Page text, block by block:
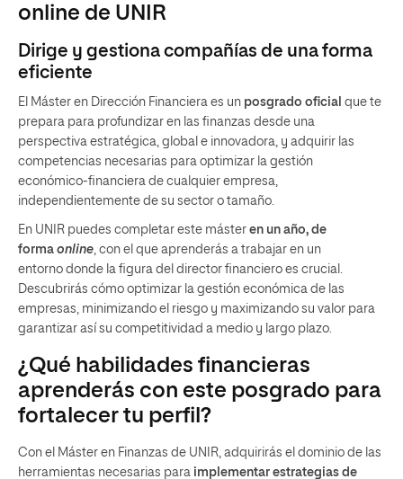
online de UNIR
Dirige y gestiona compañías de una forma
eficiente
El Máster en Dirección Financiera es un posgrado oficial que te
prepara para profundizar en las finanzas desde una
perspectiva estratégica, global e innovadora, y adquirir las
competencias necesarias para optimizar la gestión
económico-financiera de cualquier empresa,
independientemente de su sector o tamaño.
En UNIR puedes completar este máster en un año, de
forma online, con el que aprenderás a trabajar en un
entorno donde la figura del director financiero es crucial.
Descubrirás cómo optimizar la gestión económica de las
empresas, minimizando el riesgo y maximizando su valor para
garantizar así su competitividad a medio y largo plazo.
¿Qué habilidades financieras
aprenderás con este posgrado para
fortalecer tu perfil?
Con el Máster en Finanzas de UNIR, adquirirás el dominio de las
herramientas necesarias para implementar estrategias de